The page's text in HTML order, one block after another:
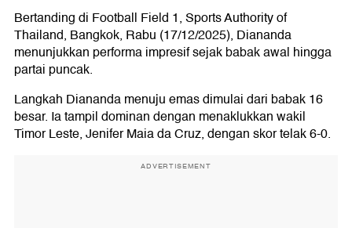
Bertanding di Football Field 1, Sports Authority of
Thailand, Bangkok, Rabu (17/12/2025), Diananda
menunjukkan performa impresif sejak babak awal hingga
partai puncak.
Langkah Diananda menuju emas dimulai dari babak 16
besar. Ia tampil dominan dengan menaklukkan wakil
Timor Leste, Jenifer Maia da Cruz, dengan skor telak 6-0.
ADVERTISEMENT